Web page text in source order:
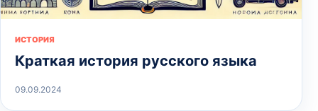
ИСТОРИЯ
Краткая история русского языка
09.09.2024